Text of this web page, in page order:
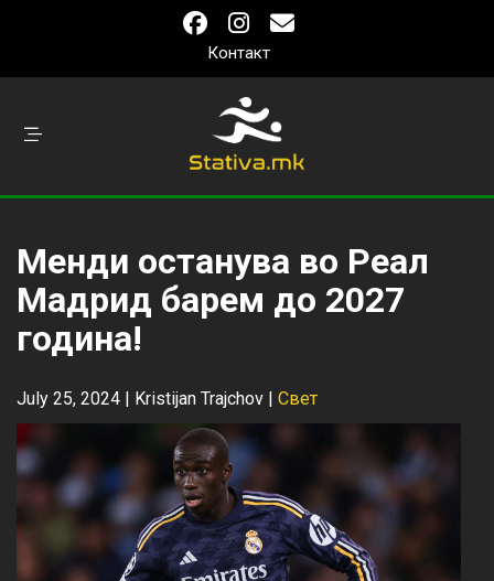
Контакт
Менди останува во Реал
Мадрид барем до 2027
година!
July 25, 2024 | Kristijan Trajchov | Свет